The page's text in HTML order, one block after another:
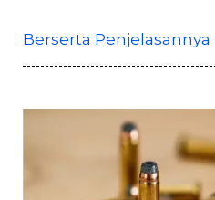
Berserta Penjelasannya